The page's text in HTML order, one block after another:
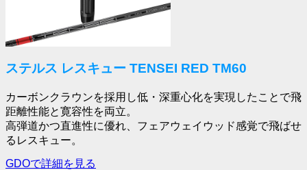
ステルス レスキュー TENSEI RED TM60
カーボンクラウンを採用し低・深重心化を実現したことで飛
距離性能と寛容性を両立。
高弾道かつ直進性に優れ、フェアウェイウッド感覚で飛ばせ
るレスキュー。
GDOで詳細を見る